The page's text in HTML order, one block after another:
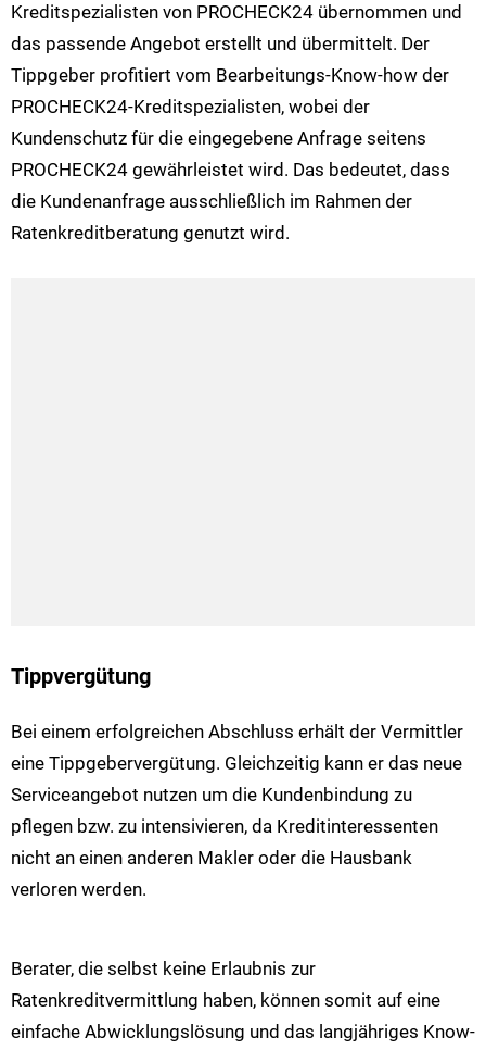
Kreditspezialisten von PROCHECK24 übernommen und
das passende Angebot erstellt und übermittelt. Der
Tippgeber profitiert vom Bearbeitungs-Know-how der
PROCHECK24-Kreditspezialisten, wobei der
Kundenschutz für die eingegebene Anfrage seitens
PROCHECK24 gewährleistet wird. Das bedeutet, dass
die Kundenanfrage ausschließlich im Rahmen der
Ratenkreditberatung genutzt wird.
Tippvergütung
Bei einem erfolgreichen Abschluss erhält der Vermittler
eine Tippgebervergütung. Gleichzeitig kann er das neue
Serviceangebot nutzen um die Kundenbindung zu
pflegen bzw. zu intensivieren, da Kreditinteressenten
nicht an einen anderen Makler oder die Hausbank
verloren werden.
Berater, die selbst keine Erlaubnis zur
Ratenkreditvermittlung haben, können somit auf eine
einfache Abwicklungslösung und das langjähriges Know-